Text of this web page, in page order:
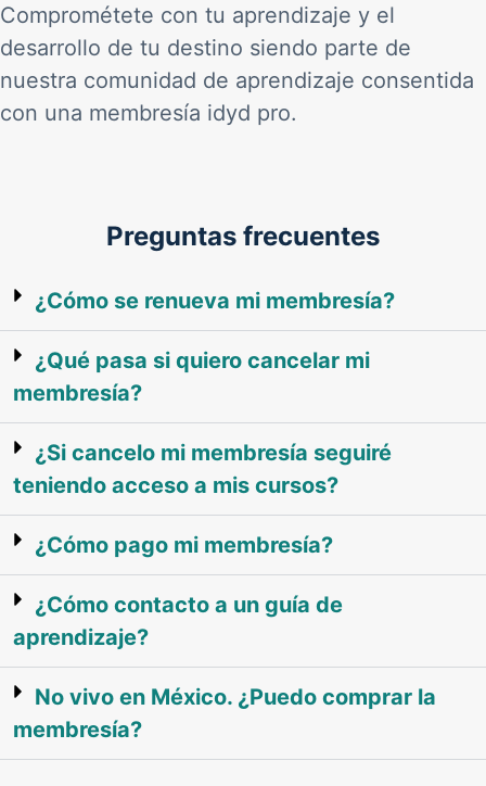
Comprométete con tu aprendizaje y el
desarrollo de tu destino siendo parte de
nuestra comunidad de aprendizaje consentida
con una membresía idyd pro.
Preguntas frecuentes
¿Cómo se renueva mi membresía?
¿Qué pasa si quiero cancelar mi
membresía?
¿Si cancelo mi membresía seguiré
teniendo acceso a mis cursos?
¿Cómo pago mi membresía?
¿Cómo contacto a un guía de
aprendizaje?
No vivo en México. ¿Puedo comprar la
membresía?